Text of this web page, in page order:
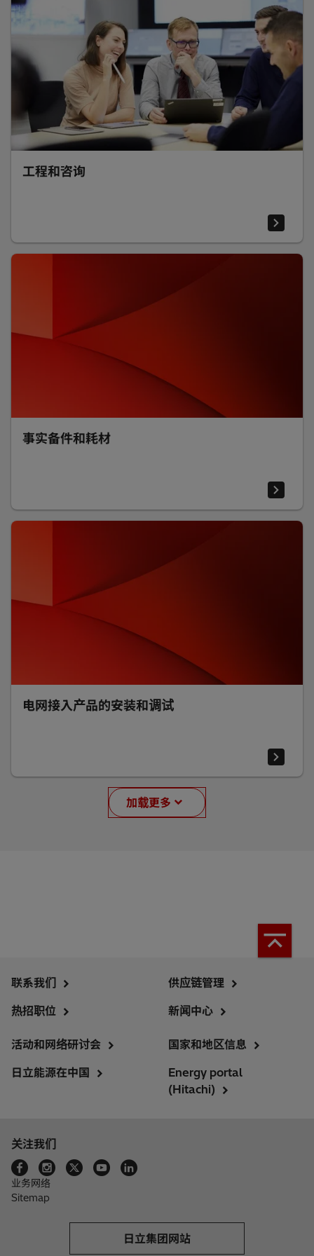
工程和咨询
事实备件和耗材
电网接入产品的安装和调试
加载更多
联系我们
热招职位
供应链管理
新闻中心
活动和网络研讨会
日立能源在中国
国家和地区信息
Energy portal
(Hitachi)
关注我们
业务网络
Sitemap
日立集团网站